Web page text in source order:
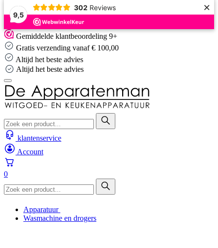
9,5
302 Reviews ×
Skip
to
content
Gemiddelde klantbeoordeling 9+
Gratis verzending vanaf € 100,00
Altijd het beste advies
Altijd het beste advies
klantenservice
Account
0
Apparatuur
Wasmachine en drogers